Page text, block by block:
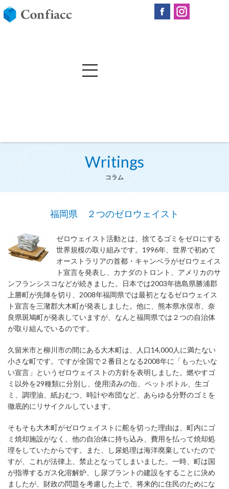
Writings
コラム
福岡県 ２つのゼロウェイスト
ゼロウェイスト活動とは、捨てるゴミをゼロにする
世界規模の取り組みです。1996年、世界で初めて
オーストラリアの首都・キャンベラがゼロウェイス
ト宣言を発表し、カナダのトロント、アメリカのサ
ンフランシスコなどが続きました。日本では2003年徳島県勝浦郡
上勝町が先陣を切り、2008年福岡県では最初となるゼロウェイス
ト宣言を三潴郡大木町が発表しました。他に、熊本県水俣市、奈
良県斑鳩町が発表していますが、なんと福岡県では２つの自治体
が取り組んでいるのです。
久留米市と柳川市の間にある大木町は、人口14,000人に満たない
小さな町です。ですが全国で２番目となる2008年に「もったいな
い宣言」というゼロウェイストの方針を表明しました。燃やすゴ
ミ以外を29種類に分別し、使用済みの缶、ペットボトル、生ゴ
ミ、調理油、紙おむつ、時計や布団など、あらゆる分野のゴミを
徹底的にリサイクルしています。
そもそも大木町がゼロウェイストに舵を切った理由は、町内にゴ
ミ焼却施設がなく、他の自治体に持ち込み、費用を払って焼却処
理をしていたからです。また、し尿処理は海洋廃棄していたので
すが、これが法律上、禁止となってしまいました。一時、町は国
が指導するガス化溶解炉、し尿プラントの建設をすることに決め
ましたが、財政の問題を考慮した上で、将来的に住民のためにな